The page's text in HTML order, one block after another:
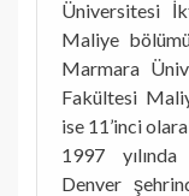
Üniversitesi
Maliye
Marmara
Fakültesi
ise 11’inci
1997
Denver